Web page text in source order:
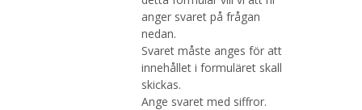
anger svaret på frågan
nedan.
Svaret måste anges för att
innehållet i formuläret skall
skickas.
Ange svaret med siffror.